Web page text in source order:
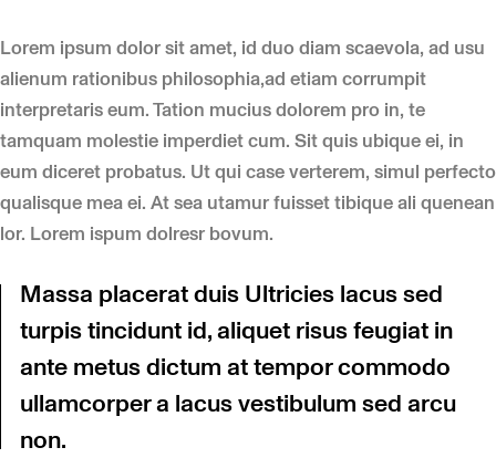
Lorem ipsum dolor sit amet, id duo diam scaevola, ad usu
alienum rationibus philosophia,ad etiam corrumpit
interpretaris eum. Tation mucius dolorem pro in, te
tamquam molestie imperdiet cum. Sit quis ubique ei, in
eum diceret probatus. Ut qui case verterem, simul perfecto
qualisque mea ei. At sea utamur fuisset tibique ali quenean
lor. Lorem ispum dolresr bovum.
Massa placerat duis Ultricies lacus sed
turpis tincidunt id, aliquet risus feugiat in
ante metus dictum at tempor commodo
ullamcorper a lacus vestibulum sed arcu
non.